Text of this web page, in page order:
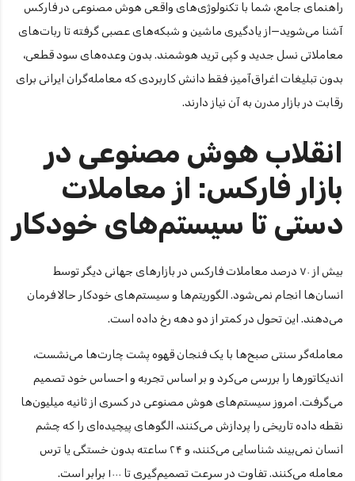
راهنمای جامع، شما با تکنولوژی‌های واقعی هوش مصنوعی در فارکس
آشنا می‌شوید—از یادگیری ماشین و شبکه‌های عصبی گرفته تا ربات‌های
معاملاتی نسل جدید و کپی ترید هوشمند. بدون وعده‌های سود قطعی،
بدون تبلیغات اغراق‌آمیز، فقط دانش کاربردی که معامله‌گران ایرانی برای
رقابت در بازار مدرن به آن نیاز دارند.
انقلاب هوش مصنوعی در
بازار فارکس: از معاملات
دستی تا سیستم‌های خودکار
بیش از ۷۰ درصد معاملات فارکس در بازارهای جهانی دیگر توسط
انسان‌ها انجام نمی‌شود. الگوریتم‌ها و سیستم‌های خودکار حالا فرمان
می‌دهند. این تحول در کمتر از دو دهه رخ داده است.
معامله‌گر سنتی صبح‌ها با یک فنجان قهوه پشت چارت‌ها می‌نشست،
اندیکاتورها را بررسی می‌کرد و بر اساس تجربه و احساس خود تصمیم
می‌گرفت. امروز سیستم‌های هوش مصنوعی در کسری از ثانیه میلیون‌ها
نقطه داده تاریخی را پردازش می‌کنند، الگوهای پیچیده‌ای را که چشم
انسان نمی‌بیند شناسایی می‌کنند، و ۲۴ ساعته بدون خستگی یا ترس
معامله می‌کنند. تفاوت در سرعت تصمیم‌گیری تا ۱۰۰۰ برابر است.